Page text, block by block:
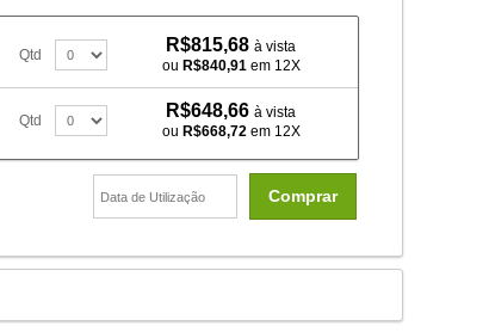
Qtd R$815,68à vista
ou R$840,91em 12X
Qtd R$648,66à vista
ou R$668,72em 12X
Comprar